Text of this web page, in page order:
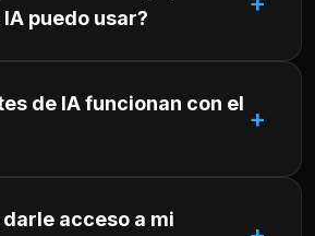
puedo usar?
de IA funcionan con el
darle acceso a mi